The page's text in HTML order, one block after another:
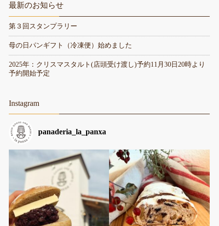
最新のお知らせ
第３回スタンプラリー
母の日パンギフト（冷凍便）始めました
2025年：クリスマスタルト(店頭受け渡し)予約11月30日20時より
予約開始予定
Instagram
panaderia_la_panxa